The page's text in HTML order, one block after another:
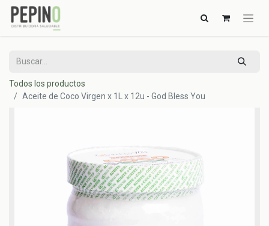
Todos los productos
Aceite de Coco Virgen x 1L x 12u - God Bless You